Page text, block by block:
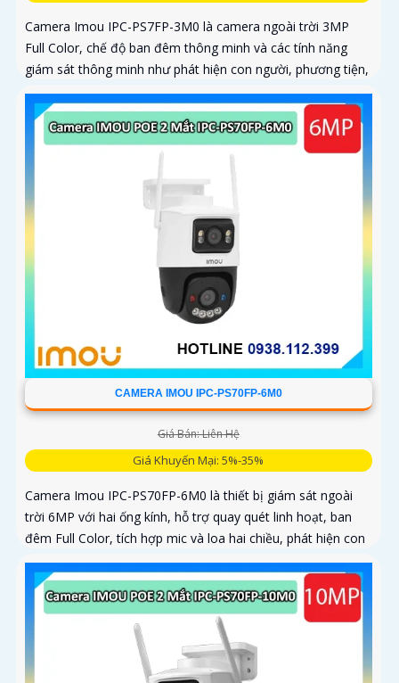
Camera Imou IPC-PS7FP-3M0 là camera ngoài trời 3MP
Full Color, chế độ ban đêm thông minh và các tính năng
giám sát thông minh như phát hiện con người, phương tiện,
phù hợp lắp đặt tại nhà, văn phòng hoặc cửa hàng, bảo vệ
an ninh hiệu quả
CAMERA IMOU IPC-PS70FP-6M0
Giá Bán: Liên Hệ
Giá Khuyến Mại: 5%-35%
Camera Imou IPC-PS70FP-6M0 là thiết bị giám sát ngoài
trời 6MP với hai ống kính, hỗ trợ quay quét linh hoạt, ban
đêm Full Color, tích hợp mic và loa hai chiều, phát hiện con
người và phương tiện, phù hợp lắp đặt cho gia đình, cửa
hàng và văn phòng